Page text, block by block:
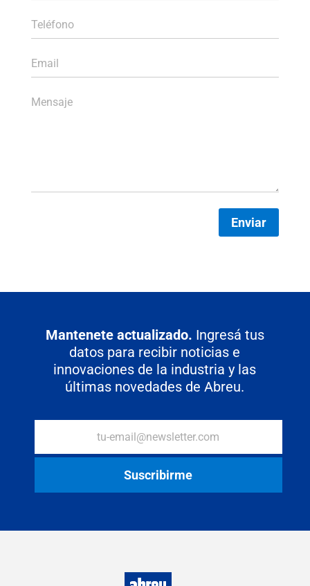
Enviar
Mantenete actualizado. Ingresá tus
datos para recibir noticias e
innovaciones de la industria y las
últimas novedades de Abreu.